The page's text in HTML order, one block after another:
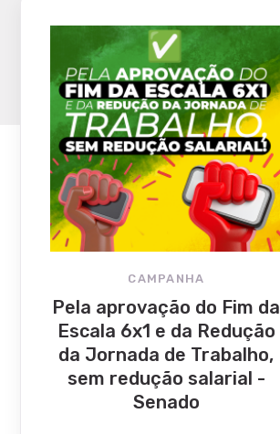
CAMPANHA
Pela aprovação do Fim da
Escala 6x1 e da Redução
da Jornada de Trabalho,
sem redução salarial -
Senado